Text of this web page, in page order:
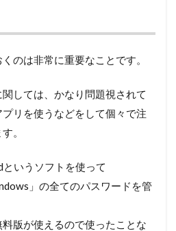
のは非常に重要なことです。
しては、かなり問題視されて
リを使うなどをして個々で注
。
いうソフトを使って
」の全てのパスワードを管
版が使えるので使ったことな